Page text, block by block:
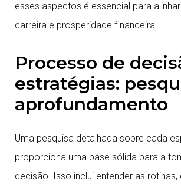
esses aspectos é essencial para
carreira e prosperidade financeira.
Processo de
estratégias:
aprofundamento
Uma pesquisa detalhada sobre cada
proporciona uma base sólida para a
decisão. Isso inclui entender as